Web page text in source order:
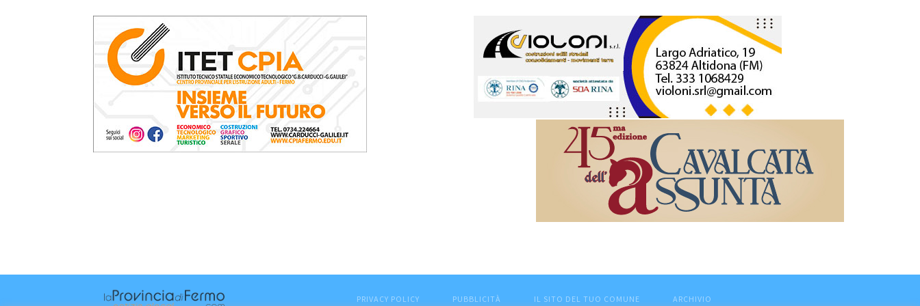
PRIVACY POLICY PUBBLICITÀ IL SITO DEL TUO COMUNE ARCHIVIO